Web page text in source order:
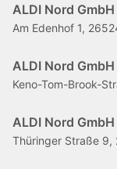
ALDI Nord
Am Edenhof 1,
ALDI Nord
Keno-Tom-Brook-
ALDI Nord
Thüringer Straße 9,